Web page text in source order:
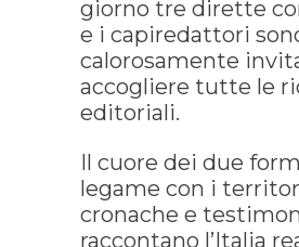
giorno tre dirette
e i capiredattori
calorosamente
accogliere tutte le
editoriali.
Il cuore dei due
legame con i
cronache e
raccontano l’Italia